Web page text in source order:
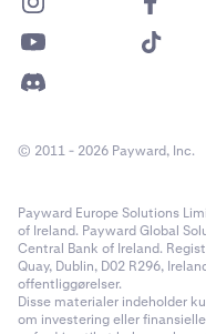
© 2011 - 2026 Payward, Inc.
Payward Europe Solutions
of Ireland. Payward Global
Central Bank of Ireland.
Quay, Dublin, D02 R296,
offentliggørelser.
Disse materialer indeholder
om investering eller